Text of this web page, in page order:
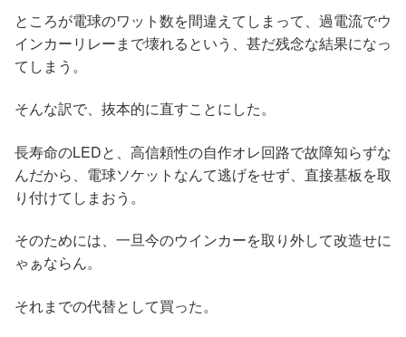
ところが電球のワット数を間違えてしまって、過電流でウ
インカーリレーまで壊れるという、甚だ残念な結果になっ
てしまう。
そんな訳で、抜本的に直すことにした。
長寿命のLEDと、高信頼性の自作オレ回路で故障知らずな
んだから、電球ソケットなんて逃げをせず、直接基板を取
り付けてしまおう。
そのためには、一旦今のウインカーを取り外して改造せに
ゃぁならん。
それまでの代替として買った。